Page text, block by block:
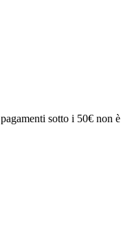
sotto i 50€ non è